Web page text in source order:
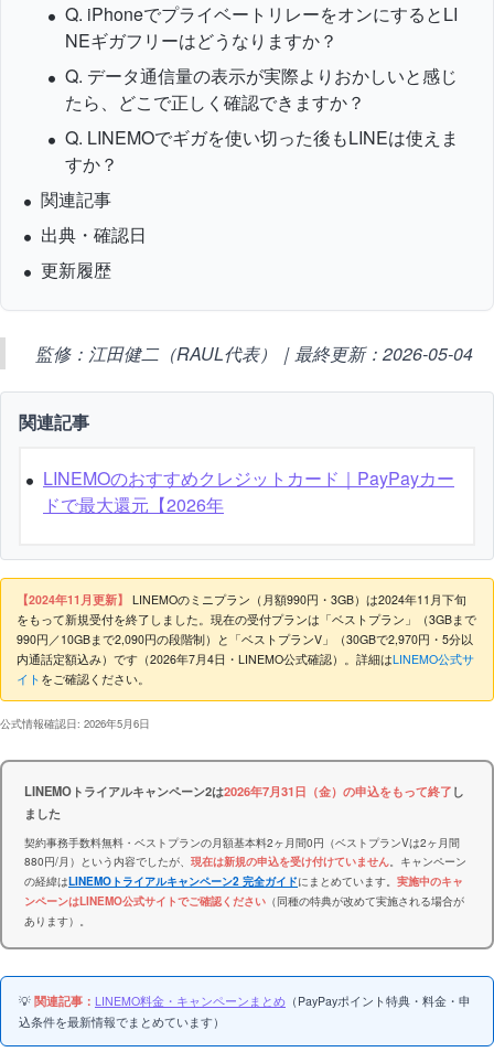
Q. iPhoneでプライベートリレーをオンにするとLI
NEギガフリーはどうなりますか？
Q. データ通信量の表示が実際よりおかしいと感じ
たら、どこで正しく確認できますか？
Q. LINEMOでギガを使い切った後もLINEは使えま
すか？
関連記事
出典・確認日
更新履歴
監修：江田健二（RAUL代表）｜最終更新：2026-05-04
関連記事
LINEMOのおすすめクレジットカード｜PayPayカー
ドで最大還元【2026年
【2024年11月更新】 LINEMOのミニプラン（月額990円・3GB）は2024年11月下旬
をもって新規受付を終了しました。現在の受付プランは「ベストプラン」（3GBまで
990円／10GBまで2,090円の段階制）と「ベストプランV」（30GBで2,970円・5分以
内通話定額込み）です（2026年7月4日・LINEMO公式確認）。詳細はLINEMO公式サ
イト をご確認ください。
公式情報確認日: 2026年5月6日
LINEMOトライアルキャンペーン2は2026年7月31日（金）の申込をもって終了し
ました
契約事務手数料無料・ベストプランの月額基本料2ヶ月間0円（ベストプランVは2ヶ月間
880円/月）という内容でしたが、 現在は新規の申込を受け付けていません。キャンペーン
の経緯はLINEMOトライアルキャンペーン2 完全ガイドにまとめています。 実施中のキャ
ンペーンはLINEMO公式サイトでご確認ください （同種の特典が改めて実施される場合が
あります）。
💡 関連記事： LINEMO料金・キャンペーンまとめ （PayPayポイント特典・料金・申
込条件を最新情報でまとめています）